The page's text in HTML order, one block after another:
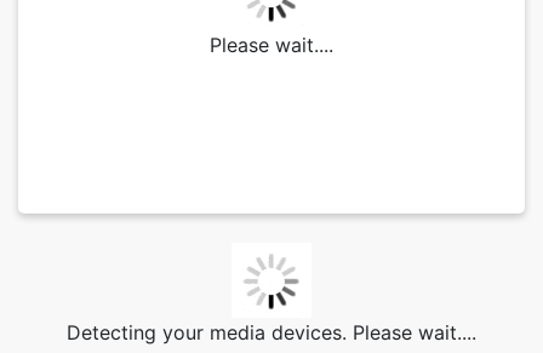
Please wait....
Detecting your media devices. Please wait....